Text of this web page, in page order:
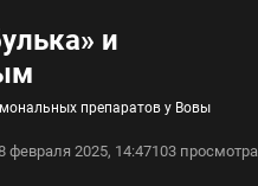
и
препаратов у Вовы
февраля 2025, 14:47103 просмотра